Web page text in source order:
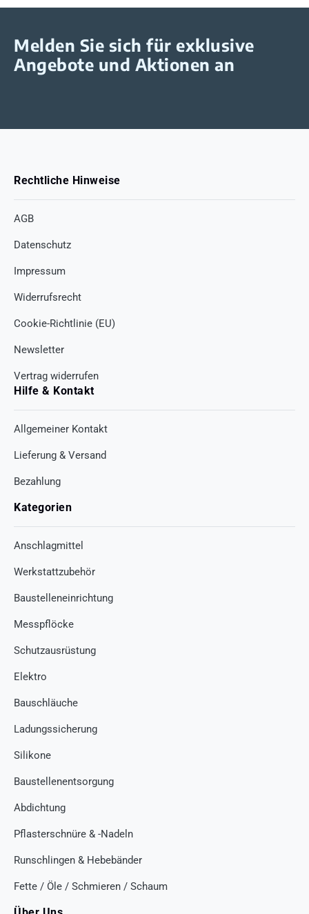
Melden Sie sich für exklusive
Angebote und Aktionen an
Rechtliche Hinweise
AGB
Datenschutz
Impressum
Widerrufsrecht
Cookie-Richtlinie (EU)
Newsletter
Vertrag widerrufen
Hilfe & Kontakt
Allgemeiner Kontakt
Lieferung & Versand
Bezahlung
Kategorien
Anschlagmittel
Werkstattzubehör
Baustelleneinrichtung
Messpflöcke
Schutzausrüstung
Elektro
Bauschläuche
Ladungssicherung
Silikone
Baustellenentsorgung
Abdichtung
Pflasterschnüre & -Nadeln
Runschlingen & Hebebänder
Fette / Öle / Schmieren / Schaum